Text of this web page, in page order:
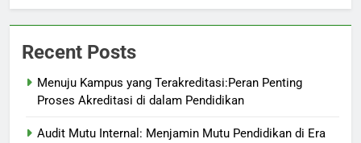
Recent Posts
Menuju Kampus yang Terakreditasi:Peran Penting
Proses Akreditasi di dalam Pendidikan
Audit Mutu Internal: Menjamin Mutu Pendidikan di Era